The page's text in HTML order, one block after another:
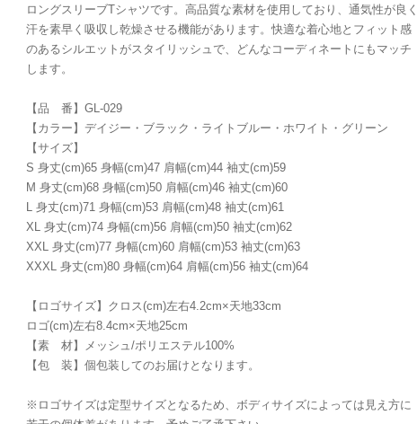
ロングスリーブTシャツです。高品質な素材を使用しており、通気性が良く
汗を素早く吸収し乾燥させる機能があります。快適な着心地とフィット感
のあるシルエットがスタイリッシュで、どんなコーディネートにもマッチ
します。
【品 番】GL-029
【カラー】デイジー・ブラック・ライトブルー・ホワイト・グリーン
【サイズ】
S 身丈(cm)65 身幅(cm)47 肩幅(cm)44 袖丈(cm)59
M 身丈(cm)68 身幅(cm)50 肩幅(cm)46 袖丈(cm)60
L 身丈(cm)71 身幅(cm)53 肩幅(cm)48 袖丈(cm)61
XL 身丈(cm)74 身幅(cm)56 肩幅(cm)50 袖丈(cm)62
XXL 身丈(cm)77 身幅(cm)60 肩幅(cm)53 袖丈(cm)63
XXXL 身丈(cm)80 身幅(cm)64 肩幅(cm)56 袖丈(cm)64
【ロゴサイズ】クロス(cm)左右4.2cm×天地33cm
ロゴ(cm)左右8.4cm×天地25cm
【素 材】メッシュ/ポリエステル100%
【包 装】個包装してのお届けとなります。
※ロゴサイズは定型サイズとなるため、ボディサイズによっては見え方に